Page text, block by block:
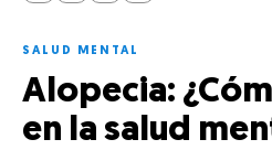
SALUD MENTAL
Alopecia:
en la salud